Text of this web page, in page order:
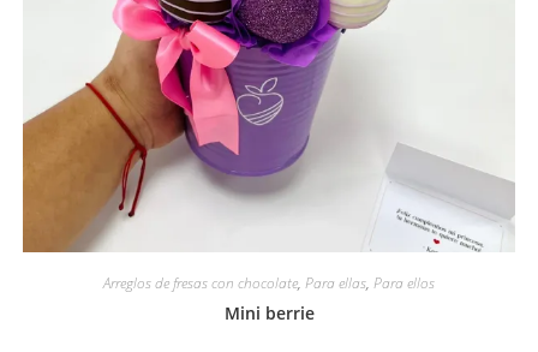
Arreglos de fresas con chocolate, Para ellas, Para ellos
Mini berrie